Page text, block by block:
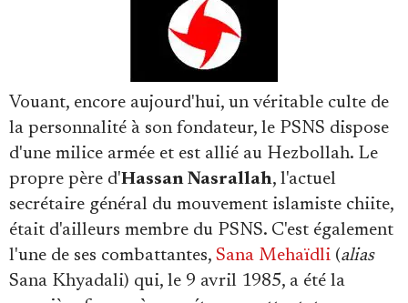
Vouant, encore aujourd'hui, un véritable culte de
la personnalité à son fondateur, le PSNS dispose
d'une milice armée et est allié au Hezbollah. Le
propre père d'Hassan Nasrallah, l'actuel
secrétaire général du mouvement islamiste chiite,
était d'ailleurs membre du PSNS. C'est également
l'une de ses combattantes, Sana Mehaïdli (alias
Sana Khyadali) qui, le 9 avril 1985, a été la